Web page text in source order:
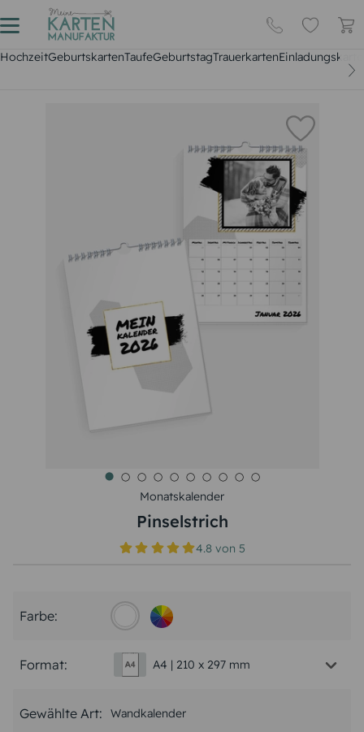
HochzeitGeburtskartenTaufeGeburtstagTrauerkarten
Monatskalender
Pinselstrich
4.8 von5
Farbe:
Format: A4 | 210 x 297 mm
Gewählte Art: Wandkalender